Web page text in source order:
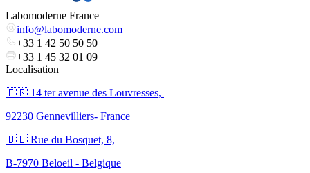
Labomoderne France
info@labomoderne.com
+33 1 42 50 50 50
+33 1 45 32 01 09
Localisation
🇫🇷 ​14 ter avenue des Louvresses,
92230 Gennevilliers- France
🇧🇪 Rue du Bosquet, 8,
B-7970 Beloeil - Belgique